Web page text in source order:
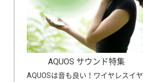
AQUOS サウンド特集
AQUOSは音も良い！ワイヤレスイヤ